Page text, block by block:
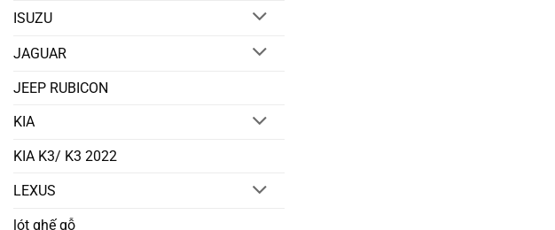
ISUZU
JAGUAR
JEEP RUBICON
KIA
KIA K3/ K3 2022
LEXUS
lót ghế gỗ